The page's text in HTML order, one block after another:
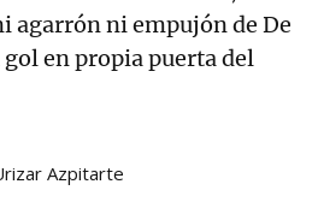
agarrón ni empujón de De
gol en propia puerta del
Azpitarte